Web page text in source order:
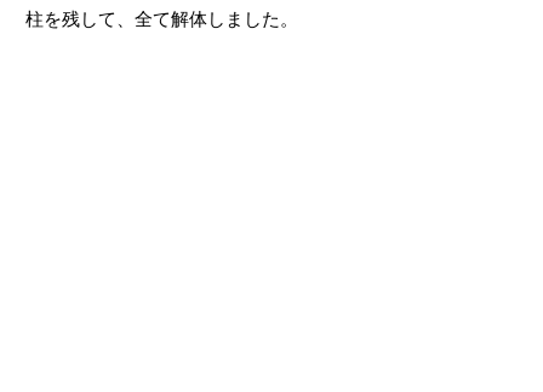
柱を残して、全て解体しました。